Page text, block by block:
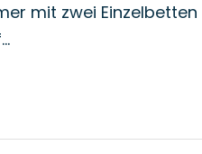
mit zwei